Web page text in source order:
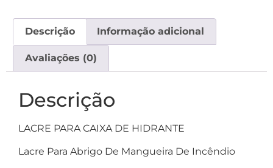
Descrição Informação adicional
Avaliações (0)
Descrição
LACRE PARA CAIXA DE HIDRANTE
Lacre Para Abrigo De Mangueira De Incêndio